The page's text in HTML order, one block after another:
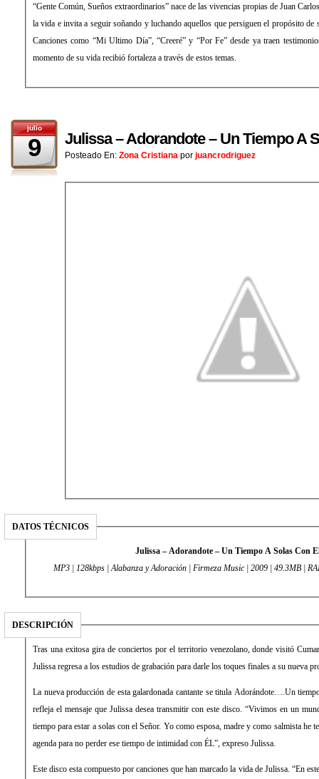
“Gente Común, Sueños extraordinarios” nace de las vivencias propias de Juan
la vida e invita a seguir soñando y luchando aquellos que persiguen el propósito de
Canciones como “Mi Ultimo Día”, “Creeré” y “Por Fe” desde ya traen
momento de su vida recibió fortaleza a través de estos temas.
julio
9 Julissa – Adorandote – Un Tiempo A
Posteado En: Zona Cristiana por juancrodriguez
DATOS TÉCNICOS
Julissa – Adorandote – Un Tiempo A Solas Con
MP3 | 128kbps | Alabanza y Adoración | Firmeza Music | 2009 | 49.3MB |
DESCRIPCIÓN
Tras una exitosa gira de conciertos por el territorio venezolano, donde visitó
Julissa regresa a los estudios de grabación para darle los toques finales a su nueva
La nueva producción de esta galardonada cantante se titula Adorándote….Un
refleja el mensaje que Julissa desea transmitir con este disco. “Vivimos en un
tiempo para estar a solas con el Señor. Yo como esposa, madre y como salmista he
agenda para no perder ese tiempo de intimidad con ÉL”, expreso Julissa.
Este disco esta compuesto por canciones que han marcado la vida de Julissa. “En